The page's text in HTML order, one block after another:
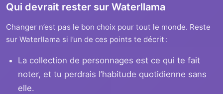
Qui devrait rester sur Waterllama
Changer n’est pas le bon choix pour tout le monde. Reste
sur Waterllama si l’un de ces points te décrit :
La collection de personnages est ce qui te fait
noter, et tu perdrais l’habitude quotidienne sans
elle.